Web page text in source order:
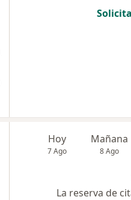
Hoy
7 Ago
Mañana
8 Ago
La reserva de